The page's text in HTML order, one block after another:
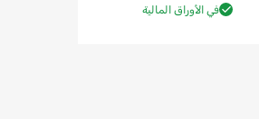
في الأوراق المالية